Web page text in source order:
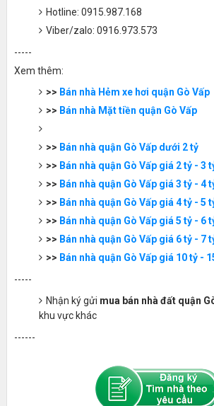
Hotline: 0915.987.168
Viber/zalo: 0916.973.573
-----
Xem thêm:
>> Bán nhà Hẻm xe hơi quận Gò Vấp
>> Bán nhà Mặt tiền quận Gò Vấp
>> Bán nhà quận Gò Vấp dưới 2 tỷ
>> Bán nhà quận Gò Vấp giá 2 tỷ - 3
>> Bán nhà quận Gò Vấp giá 3 tỷ - 4
>> Bán nhà quận Gò Vấp giá 4 tỷ - 5
>> Bán nhà quận Gò Vấp giá 5 tỷ - 6
>> Bán nhà quận Gò Vấp giá 6 tỷ - 7
>> Bán nhà quận Gò Vấp giá 10 tỷ -
-----
Nhận ký gửi mua bán nhà đất quận
khu vực khác
------